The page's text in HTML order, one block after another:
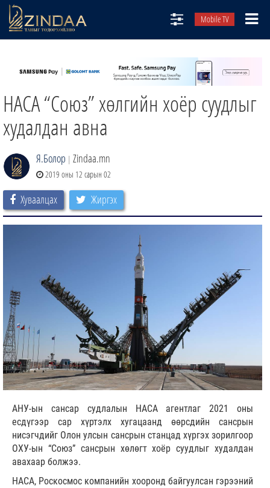
Mobile TV
ТВ8
ӨГЛӨӨНИЙ СОНИН
ЗИНДАА СЭТГҮҮЛ
НАСА “Союз” хөлгийн хоёр суудлыг
худалдан авна
Я.Болор | Zindaa.mn
2019 оны 12 сарын 02
Хуваалцах Жиргэх
АНУ-ын сансар судлалын НАСА агентлаг 2021 оны
есдүгээр сар хүртэлх хугацаанд өөрсдийн сансрын
нисэгчдийг Олон улсын сансрын станцад хүргэх зорилгоор
ОХУ-ын “Союз” сансрын хөлөгт хоёр суудлыг худалдан
авахаар болжээ.
НАСА, Роскосмос компанийн хооронд байгуулсан гэрээний